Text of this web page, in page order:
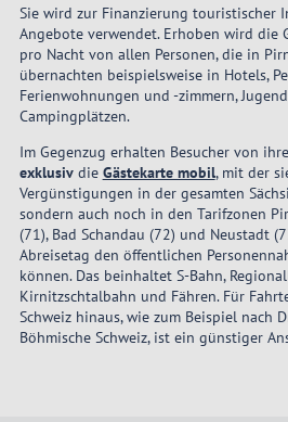
Sie wird zur Finanzierung touristischer
Angebote verwendet. Erhoben wird die
pro Nacht von allen Personen, die in
übernachten beispielsweise in Hotels,
Ferienwohnungen und -zimmern,
Campingplätzen.
Im Gegenzug erhalten Besucher von
exklusivdie Gästekarte mobil, mit der
Vergünstigungen in der gesamten
sondern auch noch in den Tarifzonen
(71), Bad Schandau (72) und Neustadt
Abreisetag den öffentlichen
können. Das beinhaltet S-Bahn,
Kirnitzschtalbahn und Fähren. Für
Schweiz hinaus, wie zum Beispiel nach
Böhmische Schweiz, ist ein günstiger